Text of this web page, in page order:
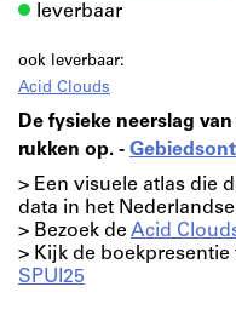
leverbaar
ook leverbaar:
Acid Clouds
De fysieke neerslag
rukken op. -
> Een visuele atlas die
data in het
> Bezoek de Acid
> Kijk de
SPUI25